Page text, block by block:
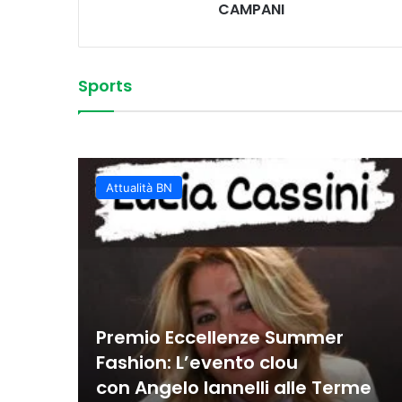
CAMPANI
Sports
Vittoria convincente
Attualità BN
Premio Eccellenze Summer
Fashion: L’evento clou
con Angelo Iannelli alle Terme